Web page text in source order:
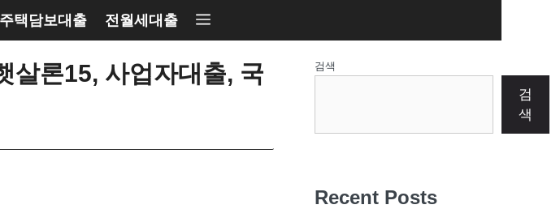
주택담보대출 전월세대출
살론15, 사업자대출, 국
검색
검
색
Recent Posts